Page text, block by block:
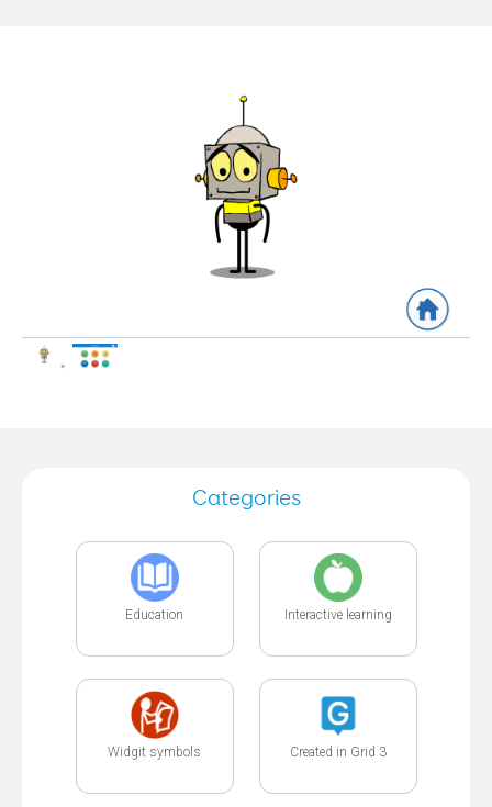
Categories
Education Interactive learning
Widgit symbols Created in Grid 3